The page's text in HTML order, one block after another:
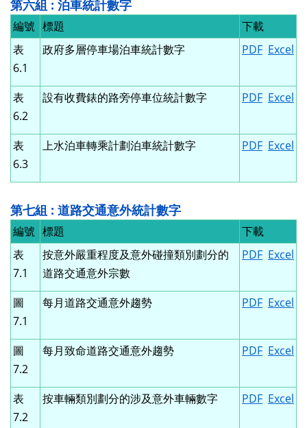
第六組 : 泊車統計數字
編號 標題
下載
表
6.1
政府多層停車場泊車統計數字 PDF Excel
表
6.2
設有收費錶的路旁停車位統計數字 PDF Excel
表
6.3
上水泊車轉乘計劃泊車統計數字 PDF Excel
第七組 : 道路交通意外統計數字
編號 標題
下載
表
7.1
按意外嚴重程度及意外碰撞類別劃分的
道路交通意外宗數
PDF Excel
圖
7.1
每月道路交通意外趨勢 PDF Excel
圖
7.2
每月致命道路交通意外趨勢 PDF Excel
表
7.2
按車輛類別劃分的涉及意外車輛數字 PDF Excel